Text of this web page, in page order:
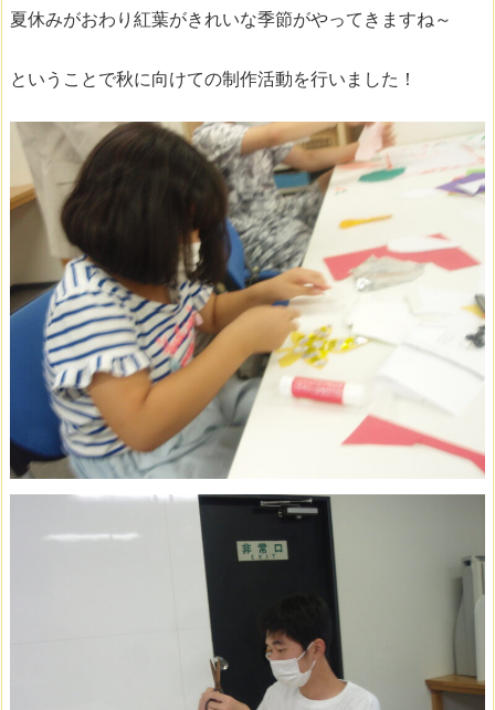
夏休みがおわり紅葉がきれいな季節がやってきますね～
ということで秋に向けての制作活動を行いました！